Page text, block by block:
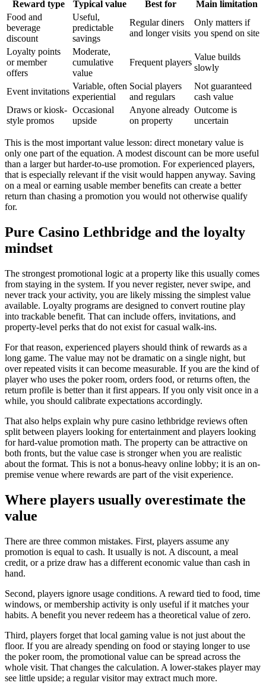
Reward type Typical value Best for
Main limitation
Food and
beverage
discount
Useful,
predictable
savings
Regular diners
and longer visits
Only matters if
you spend on site
Loyalty points
or member
offers
Moderate,
cumulative
value
Frequent players
Value builds
slowly
Event invitations
Variable, often
experiential
Social players
and regulars
Not guaranteed
cash value
Draws or kiosk-
style promos
Occasional
upside
Anyone already
on property
Outcome is
uncertain
This is the most important value lesson: direct monetary value is
only one part of the equation. A modest discount can be more useful
than a larger but harder-to-use promotion. For experienced players,
that is especially relevant if the visit would happen anyway. Saving
on a meal or earning usable member benefits can create a better
return than chasing a promotion you would not otherwise qualify
for.
Pure Casino Lethbridge and the loyalty
mindset
The strongest promotional logic at a property like this usually comes
from staying in the system. If you never register, never swipe, and
never track your activity, you are likely missing the simplest value
available. Loyalty programs are designed to convert routine play
into trackable benefit. That can include offers, invitations, and
property-level perks that do not exist for casual walk-ins.
For that reason, experienced players should think of rewards as a
long game. The value may not be dramatic on a single night, but
over repeated visits it can become measurable. If you are the kind of
player who uses the poker room, orders food, or returns often, the
return profile is better than it first appears. If you only visit once in a
while, you should calibrate expectations accordingly.
That also helps explain why pure casino lethbridge reviews often
split between players looking for entertainment and players looking
for hard-value promotion math. The property can be attractive on
both fronts, but the value case is stronger when you are realistic
about the format. This is not a bonus-heavy online lobby; it is an on-
premise venue where rewards are part of the visit experience.
Where players usually overestimate the
value
There are three common mistakes. First, players assume any
promotion is equal to cash. It usually is not. A discount, a meal
credit, or a prize draw has a different economic value than cash in
hand.
Second, players ignore usage conditions. A reward tied to food, time
windows, or membership activity is only useful if it matches your
habits. A benefit you never redeem has a theoretical value of zero.
Third, players forget that local gaming value is not just about the
floor. If you are already spending on food or staying longer to use
the poker room, the promotional value can be spread across the
whole visit. That changes the calculation. A lower-stakes player may
see little upside; a regular visitor may extract much more.